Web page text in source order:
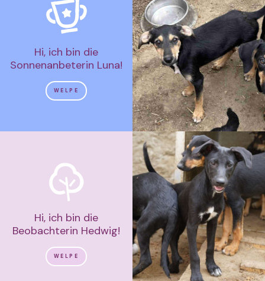
Hi, ich bin die
Sonnenanbeterin Luna!
WELPE
Hi, ich bin die
Beobachterin Hedwig!
WELPE